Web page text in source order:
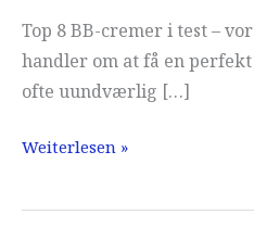
Top 8 BB-cremer i test –
handler om at få en
ofte uundværlig […]
BB
Weiterlesen »